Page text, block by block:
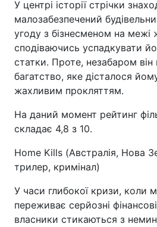
У центрі історії стрічки
малозабезпечений
угоду з бізнесменом на межі
сподіваючись успадкувати
статки. Проте, незабаром
багатство, яке дісталося
жахливим прокляттям.
На даний момент рейтинг
складає 4,8 з 10.
Home Kills (Австралія, Нова
трилер, кримінал)
У часи глибокої кризи, коли
переживає серйозні
власники стикаються з